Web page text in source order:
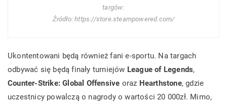
targów:
Źródło: https://store.steampowered.com/
Ukontentowani będą również fani e-sportu. Na targach
odbywać się będą finały turniejów League of Legends,
Counter-Strike: Global Offensive oraz Hearthstone, gdzie
uczestnicy powalczą o nagrody o wartości 20 000zł. Mimo,